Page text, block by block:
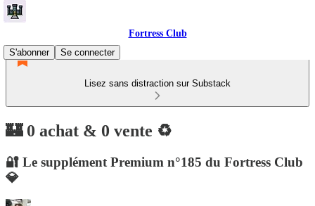
Fortress Club
S'abonner
Se connecter
Lisez sans distraction sur Substack
🏰 0 achat & 0 vente ♻️
🔐 Le supplément Premium n°185 du Fortress Club
💎